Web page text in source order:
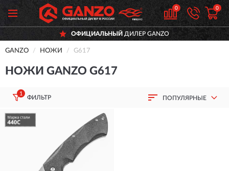
0 0
ОФИЦИАЛЬНЫЙ ДИЛЕР GANZO
GANZO НОЖИ G617
НОЖИ GANZO G617
1
ФИЛЬТР ПОПУЛЯРНЫЕ